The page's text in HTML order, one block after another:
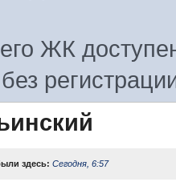
ЖК
здесь: Сегодня, 6:57